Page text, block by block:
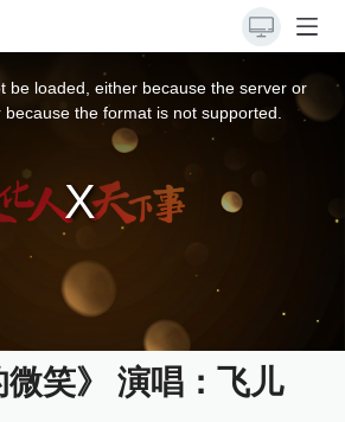
be loaded, either because the server or
the format is not supported.
笑》 演唱：飞儿